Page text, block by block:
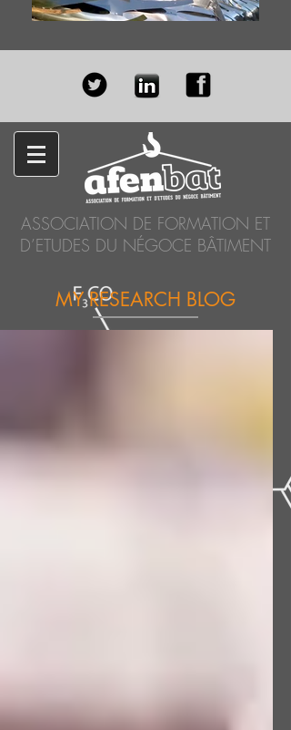
ASSOCIATION DE FORMATION ET
D’ETUDES DU NÉGOCE BÂTIMENT
MY RESEARCH BLOG